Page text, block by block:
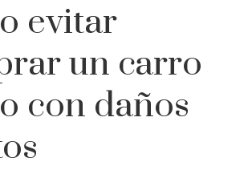
evitar
un carro
con daños